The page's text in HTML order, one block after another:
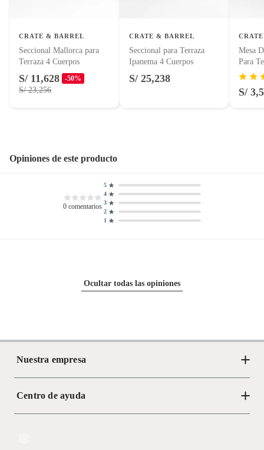
CRATE & BARREL
Seccional Mallorca para
Terraza 4 Cuerpos
S/ 11,628 -50%
S/ 23,256
CRATE & BARREL
Seccional para Terraza
Ipanema 4 Cuerpos
S/ 25,238
Mesa
Para
S/
Opiniones de este producto
0 comentarios
1
2
3
4
5
Ocultar todas las opiniones
Nuestra empresa
Acerca de Crate
Centro de ayuda